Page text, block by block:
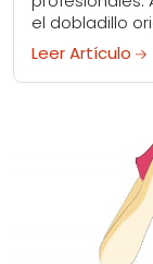
el dobladillo
alteración.
Leer Artículo